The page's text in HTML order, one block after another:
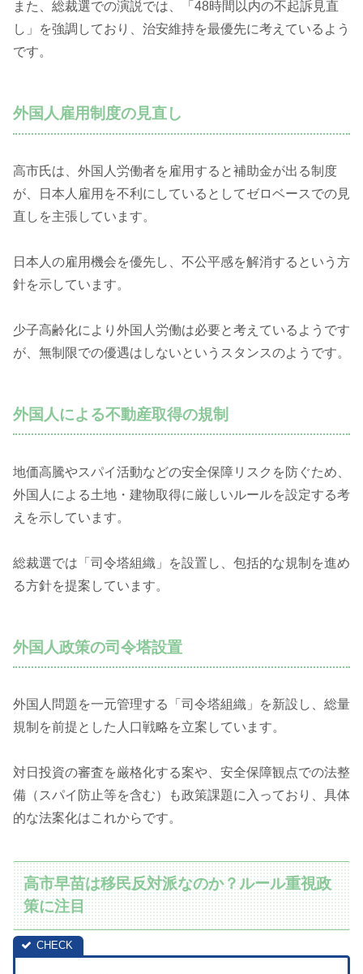
また、総裁選での演説では、「48時間以内の不起訴見直
し」を強調しており、治安維持を最優先に考えているよう
です。
外国人雇用制度の見直し
高市氏は、外国人労働者を雇用すると補助金が出る制度
が、日本人雇用を不利にしているとしてゼロベースでの見
直しを主張しています。
日本人の雇用機会を優先し、不公平感を解消するという方
針を示しています。
少子高齢化により外国人労働は必要と考えているようです
が、無制限での優遇はしないというスタンスのようです。
外国人による不動産取得の規制
地価高騰やスパイ活動などの安全保障リスクを防ぐため、
外国人による土地・建物取得に厳しいルールを設定する考
えを示しています。
総裁選では「司令塔組織」を設置し、包括的な規制を進め
る方針を提案しています。
外国人政策の司令塔設置
外国人問題を一元管理する「司令塔組織」を新設し、総量
規制を前提とした人口戦略を立案しています。
対日投資の審査を厳格化する案や、安全保障観点での法整
備（スパイ防止等を含む）も政策課題に入っており、具体
的な法案化はこれからです。
高市早苗は移民反対派なのか？ルール重視政
策に注目